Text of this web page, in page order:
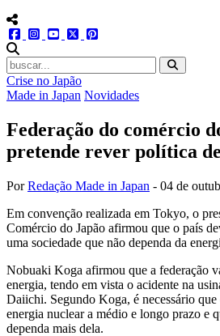
menu redes social
facebookinstagram
youtube
twitter
Crise no Japão
Made in Japan Novidades
Federação do comércio
pretende rever política
PorRedação Made in Japan - 04 de
Em convenção realizada em Tokyo, o
Comércio do Japão afirmou que o país
uma sociedade que não dependa da
Nobuaki Koga afirmou que a federação
energia, tendo em vista o acidente na
Daiichi. Segundo Koga, é necessário
energia nuclear a médio e longo prazo e
dependa mais dela.